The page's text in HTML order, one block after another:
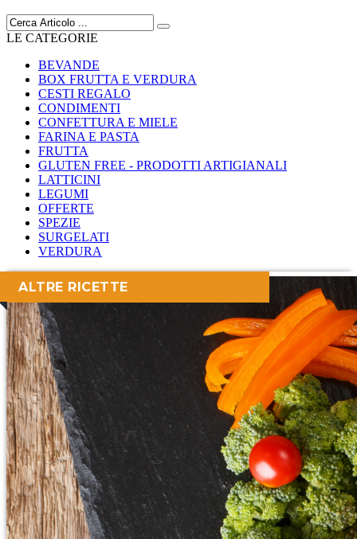
LE CATEGORIE
BEVANDE
BOX FRUTTA E VERDURA
CESTI REGALO
CONDIMENTI
CONFETTURA E MIELE
FARINA E PASTA
FRUTTA
GLUTEN FREE - PRODOTTI ARTIGIANALI
LATTICINI
LEGUMI
OFFERTE
SPEZIE
SURGELATI
VERDURA
ALTRE RICETTE